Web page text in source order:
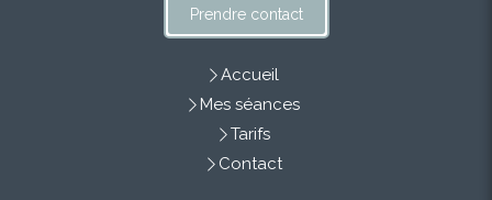
Prendre contact
Accueil
Mes séances
Tarifs
Contact